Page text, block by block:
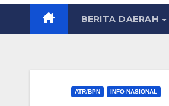
BERITA DAERAH
ATR/BPN INFO NASIONAL